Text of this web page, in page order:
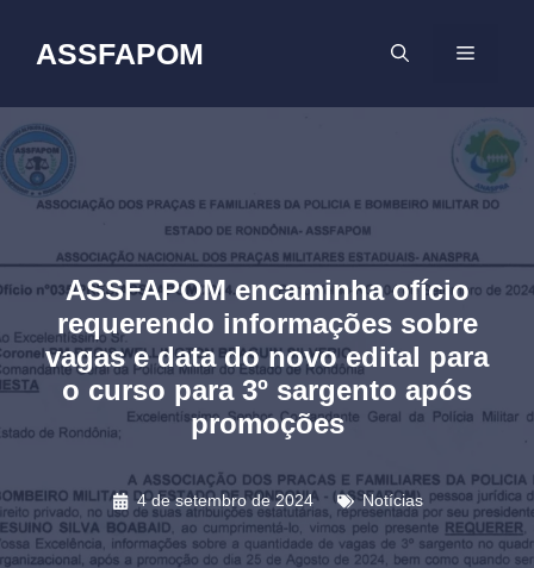
conteúdo
ASSFAPOM MENU
ASSFAPOM encaminha ofício
requerendo informações sobre
vagas e data do novo edital para
o curso para 3º sargento após
promoções
4 de setembro de 2024 Notícias